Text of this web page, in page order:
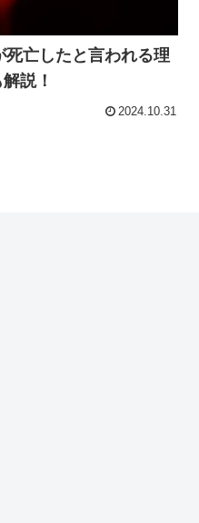
亡したと言われる理
説！
2024.10.31